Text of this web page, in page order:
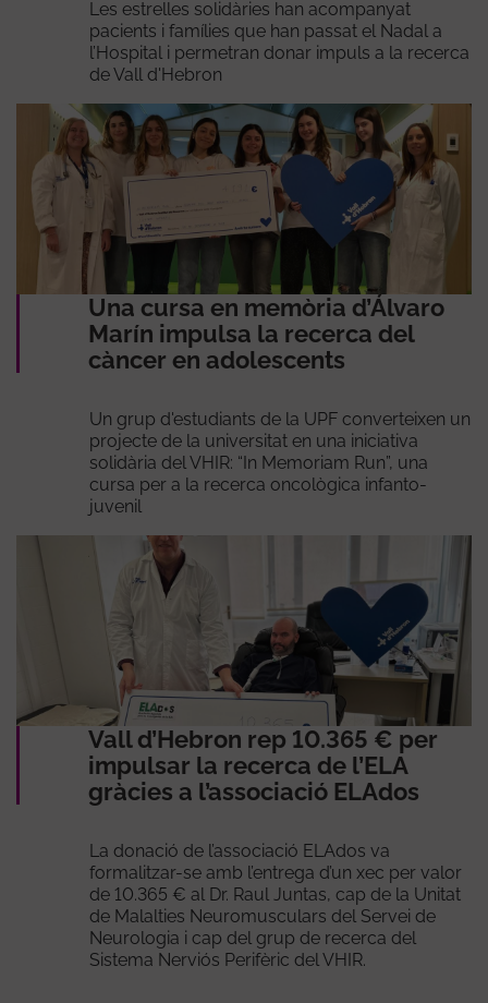
Les estrelles solidàries han acompanyat
pacients i famílies que han passat el Nadal a
l’Hospital i permetran donar impuls a la recerca
de Vall d'Hebron
Una cursa en memòria d’Álvaro
Marín impulsa la recerca del
càncer en adolescents
Un grup d'estudiants de la UPF converteixen un
projecte de la universitat en una iniciativa
solidària del VHIR: “In Memoriam Run”, una
cursa per a la recerca oncològica infanto-
juvenil
Vall d’Hebron rep 10.365 € per
impulsar la recerca de l’ELA
gràcies a l’associació ELAdos
La donació de l’associació ELAdos va
formalitzar-se amb l’entrega d’un xec per valor
de 10.365 € al Dr. Raul Juntas, cap de la Unitat
de Malalties Neuromusculars del Servei de
Neurologia i cap del grup de recerca del
Sistema Nerviós Perifèric del VHIR.